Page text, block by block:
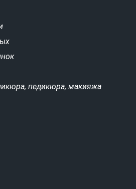
педикюра, макияжа